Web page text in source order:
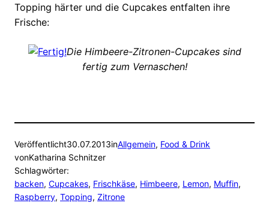
Topping härter und die Cupcakes entfalten ihre
Frische:
Die Himbeere-Zitronen-Cupcakes sind
fertig zum Vernaschen!
Veröffentlicht30.07.2013inAllgemein, Food & Drink
vonKatharina Schnitzer
Schlagwörter:
backen, Cupcakes, Frischkäse, Himbeere, Lemon, Muffin
Raspberry, Topping, Zitrone